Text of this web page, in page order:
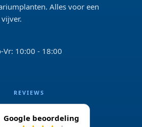
Alles voor een
Vr: 10:00 - 18:00
REVIEWS
Google beoordeling